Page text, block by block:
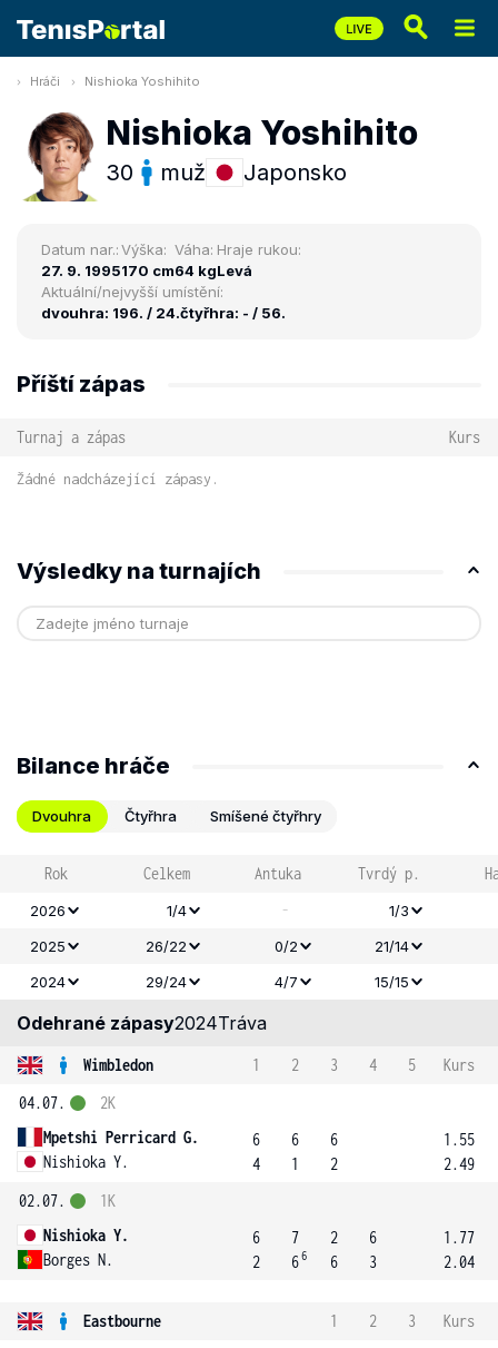
Hráči Nishioka Yoshihito
Nishioka Yoshihito
30 muž Japonsko
Datum nar.:
27. 9. 1995
Výška:
170 cm
Váha:
64 kg
Hraje rukou:
Levá
Aktuální/nejvyšší umístění:
dvouhra: 196. / 24.čtyřhra: - / 56.
Příští zápas
Turnaj a zápas Kurs
Žádné nadcházející zápasy.
Výsledky na turnajích
Bilance hráče
Dvouhra Čtyřhra Smíšené čtyřhry
Rok Celkem Antuka Tvrdý p.
2026 1/4 -
1/3
2025
26/22 0/2
21/14
2024
29/24 4/7 15/15
Odehrané zápasy2024Tráva
Wimbledon 1 2 3 4 5
Kurs
04.07.
Mpetshi Perricard G.
Nishioka Y.
2K
6
4
6
1
6
2
1.55
2.49
02.07.
Nishioka Y.
Borges N.
1K
6
2
7
66
2
6
6
3
1.77
2.04
Eastbourne 1 2 3
Kurs